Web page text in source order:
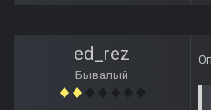
ed_rez
Бывалый